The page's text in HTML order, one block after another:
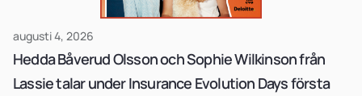
Hedda Båverud Olsson och Sophie Wilkinson från
Lassie talar under Insurance Evolution Days första
augusti 4, 2026